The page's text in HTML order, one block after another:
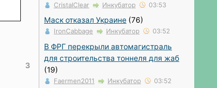
3
CristalClear Инкубатор 03:53
Маск отказал Украине (76)
IronCabbage Инкубатор 03:52
В ФРГ перекрыли автомагистраль
для строительства тоннеля для жаб
(19)
Faermen2011 Инкубатор 03:52